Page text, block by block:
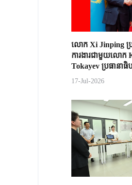
លោក Xi Jinping ប្រ
ការងារជាមួយ​លោក
Tokayev ​ប្រធានាធិ
17-Jul-2026